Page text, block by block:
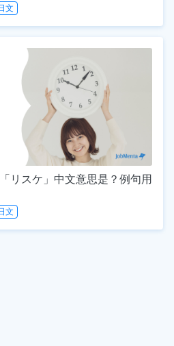
文
リスケ」中文意思是？例句用
文